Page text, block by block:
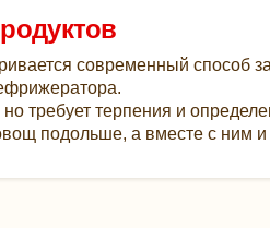
современный способ
требует терпения и
подольше, а вместе с ним и